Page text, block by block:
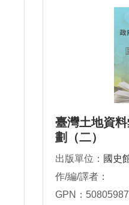
臺灣土地資
劃（二）
出版單位： 國史
作/編/譯者：
GPN：